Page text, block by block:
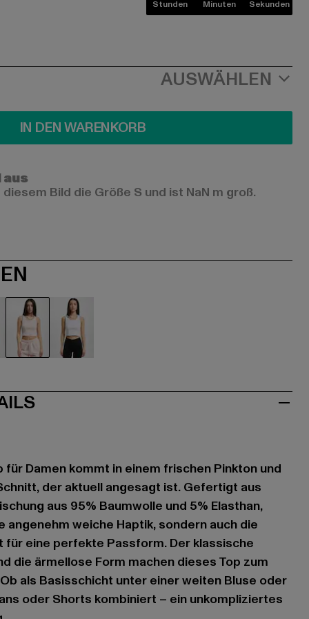
Stunden Minuten Sekunden
AUSWÄHLEN
IN DEN WARENKORB
Bild die Größe S und ist NaN m groß.
für Damen kommt in einem frischen Pinkton und
der aktuell angesagt ist. Gefertigt aus
aus 95% Baumwolle und 5% Elasthan,
angenehm weiche Haptik, sondern auch die
für eine perfekte Passform. Der klassische
die ärmellose Form machen dieses Top zum
als Basisschicht unter einer weiten Bluse oder
oder Shorts kombiniert – ein unkompliziertes